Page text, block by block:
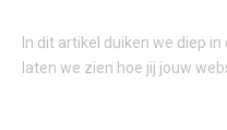
In dit artikel duiken we diep
laten we zien hoe jij jouw